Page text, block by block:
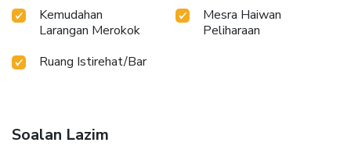
Kemudahan
Larangan Merokok
Mesra Haiwan
Peliharaan
Ruang Istirehat/Bar
Soalan Lazim